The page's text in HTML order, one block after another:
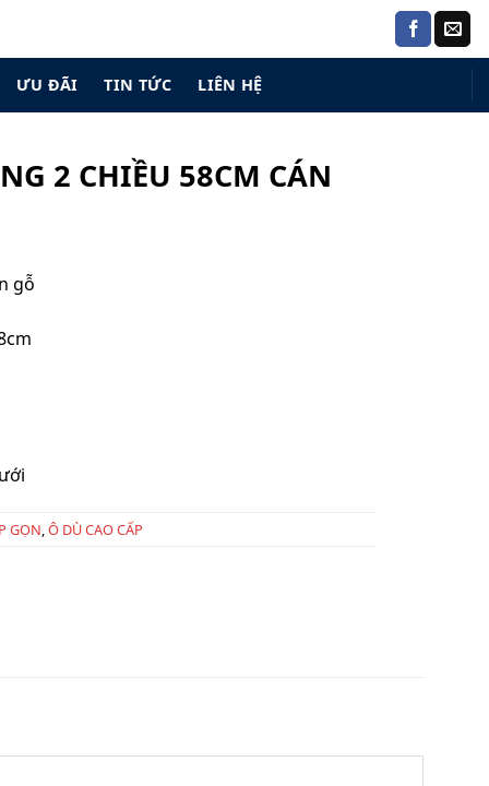
ƯU ĐÃI TIN TỨC LIÊN HỆ
2 CHIỀU 58CM CÁN
gỗ
GỌN,Ô DÙ CAO CẤP